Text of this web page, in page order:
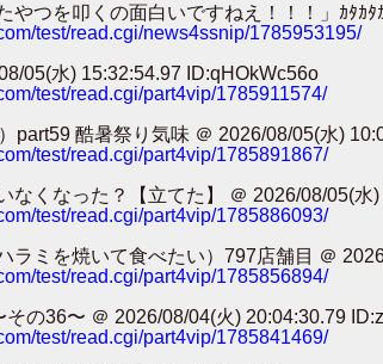
やつを叩くの面白いですねえ！！！」ｶﾀｶ
test/read.cgi/news4ssnip/1785953195/
05(水) 15:32:54.97 ID:qHOkWc56o
test/read.cgi/part4vip/1785911574/
part59 酷暑祭り気味 ＠ 2026/08/05(水)
test/read.cgi/part4vip/1785891867/
なくなった？【立てた】 ＠ 2026/08/05(
test/read.cgi/part4vip/1785886093/
ラミを焼いて食べたい）797店舗目 ＠
test/read.cgi/part4vip/1785856894/
の36〜 ＠ 2026/08/04(火) 20:04:30.79
test/read.cgi/part4vip/1785841469/